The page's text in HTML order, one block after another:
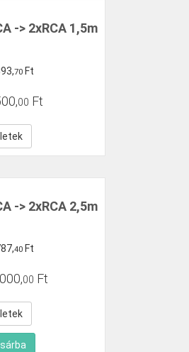
-> 2xRCA 1,5m
,70 Ft
,00 Ft
-> 2xRCA 2,5m
,40 Ft
000,00 Ft